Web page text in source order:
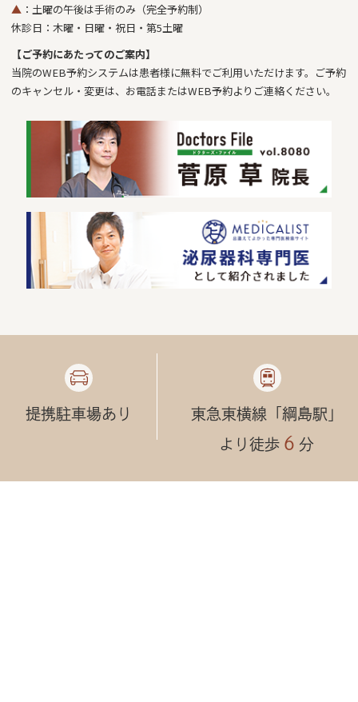
▲ ：土曜の午後は手術のみ（完全予約制）
休診日：木曜・日曜・祝日・第5土曜
【ご予約にあたってのご案内】
当院のWEB予約システムは患者様に無料でご利用いただけます。ご予約
のキャンセル・変更は、お電話またはWEB予約よりご連絡ください。
提携駐車場あり
東急東横線「綱島駅」
より徒歩 ６ 分